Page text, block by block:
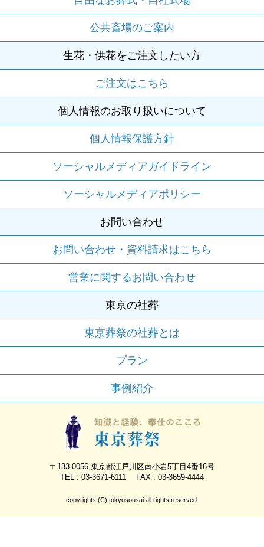
〒133-0056 東京都江戸川区南小岩5丁目4番16号
TEL : 03-3671-6111 FAX : 03-3659-4444
公共斎場のご案内
生花・供花をご注文したい方
ご注文はこちら
個人情報のお取り扱いについて
個人情報保護方針
ソーシャルメディアガイドライン
ソーシャルメディアポリシー
お問い合わせ
お問い合わせ・資料請求はこちら
営業に関するお問い合わせ
東京の社葬
東京葬祭の社葬とは
プラン
事例紹介
copyrights (C) tokyosousai all rights reserved.